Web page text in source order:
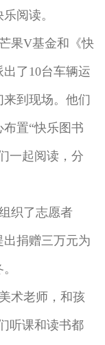
阅读。
果V基金和《快
了10台车辆运
到现场。他们
置“快乐图书
一起阅读，分
织了志愿者
捐赠三万元为
术老师，和孩
听课和读书都